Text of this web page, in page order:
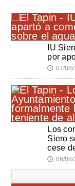
IU
por
🕔 07/08/
Los
Siero
cese
🕔 06/08/